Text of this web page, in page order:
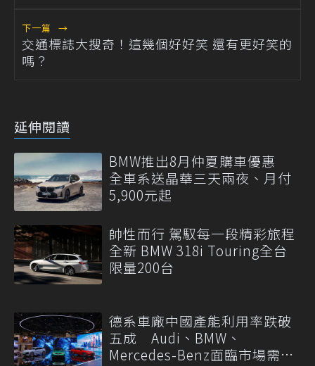
下一篇 →
交通標誌大搜奇！這幾個好好笑 還有更好笑的
嗎？
延伸閱讀
BMW推出8月仲夏購車優惠
全車系送晶華三天兩夜、月付
5,900元起
帥性而行 駕馭每一段精彩旅程
全新 BMW 318i Touring全台
限量200台
德系車廠中國產能利用率跌破
五成 Audi、BMW、
Mercedes-Benz面臨市場需求